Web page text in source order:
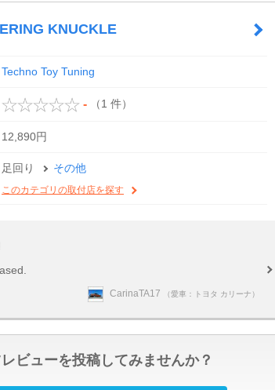
KNUCKLE
Techno Toy Tuning
- （1 件）
12,890円
足回り その他
このカテゴリの取付店を探す
CarinaTA17 （愛車：トヨタ カリーナ）
ビューを投稿してみませんか？